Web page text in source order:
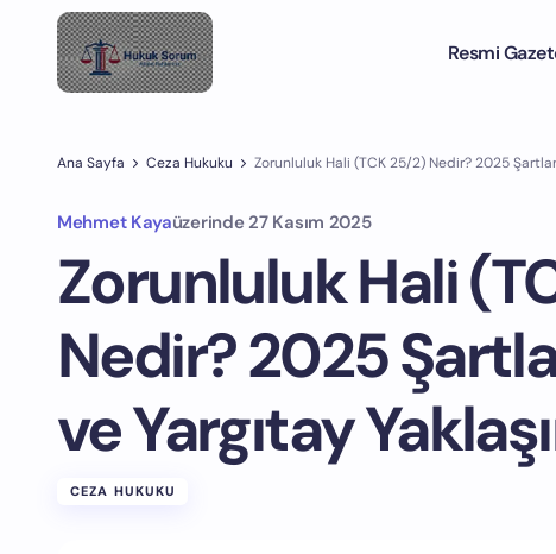
Resmi
Ana Sayfa Ceza Hukuku Zorunluluk Hali (TCK 25/2) Nedir? 2025 Şartları,
Mehmet Kayaüzerinde 27 Kasım 2025
Zorunluluk Hali
Nedir? 2025
ve Yargıtay
CEZA HUKUKU